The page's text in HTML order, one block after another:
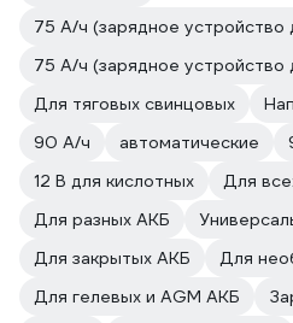
Для тяговых свинцовых
90 А/ч
автоматические
12 В для кислотных
Для
Для разных АКБ
Для закрытых АКБ
Для
Для гелевых и AGM АКБ